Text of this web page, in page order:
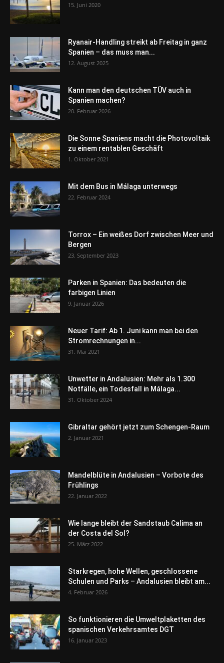
15. Juni 2020
Ryanair-Handling streikt ab Freitag in ganz
Spanien – das muss man...
12. August 2025
Kann man den deutschen TÜV auch in
Spanien machen?
20. Februar 2026
Die Sonne Spaniens macht die Photovoltaik
zu einem rentablen Geschäft
1. Oktober 2021
Mit dem Bus in Málaga unterwegs
22. Februar 2024
Torrox – Ein weißes Dorf zwischen Meer und
Bergen
23. September 2023
Parken in Spanien: Das bedeuten die
farbigen Linien
9. Januar 2026
Neuer Tarif: Ab 1. Juni kann man bei den
Stromrechnungen in...
31. Mai 2021
Unwetter in Andalusien: Mehr als 1.300
Notfälle, ein Todesfall in Málaga...
31. Oktober 2024
Gibraltar gehört jetzt zum Schengen-Raum
2. Januar 2021
Mandelblüte in Andalusien – Vorbote des
Frühlings
22. Januar 2022
Wie lange bleibt der Sandstaub Calima an
der Costa del Sol?
25. März 2022
Starkregen, hohe Wellen, geschlossene
Schulen und Parks – Andalusien bleibt am...
4. Februar 2026
So funktionieren die Umweltplaketten des
spanischen Verkehrsamtes DGT
16. Januar 2023